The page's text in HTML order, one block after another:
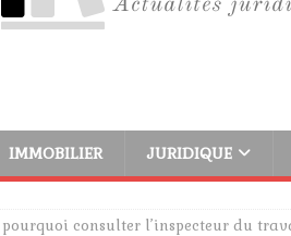
IMMOBILIER JURIDIQUE
consulter l’inspecteur du